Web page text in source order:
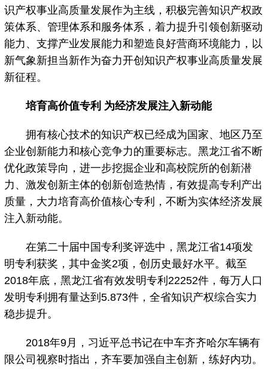
识产权事业高质量发展作为主线，积极完善知识产权政
策体系、管理体系和服务体系，着力提升引领创新驱动
能力、支撑产业发展能力和塑造良好营商环境能力，以
新气象新担当新作为奋力开创知识产权事业高质量发展
新征程。
培育高价值专利 为经济发展注入新动能
拥有核心技术的知识产权已经成为国家、地区乃至
企业创新能力和核心竞争力的重要标志。黑龙江省不断
优化政策导向，进一步挖掘企业和高校院所的创新潜
力、激发创新主体的创新创造热情，有效提高专利产出
质量，大力培育高价值核心专利，不断为实体经济发展
注入新动能。
在第二十届中国专利奖评选中，黑龙江省14项发
明专利获奖，其中金奖2项，创历史最好水平。截至
2018年底，黑龙江省有效发明专利22252件，每万人口
发明专利拥有量达到5.873件，全省知识产权综合实力
稳步提升。
2018年9月，习近平总书记在中车齐齐哈尔车辆有
限公司视察时指出，齐车要加强自主创新，练好内功。